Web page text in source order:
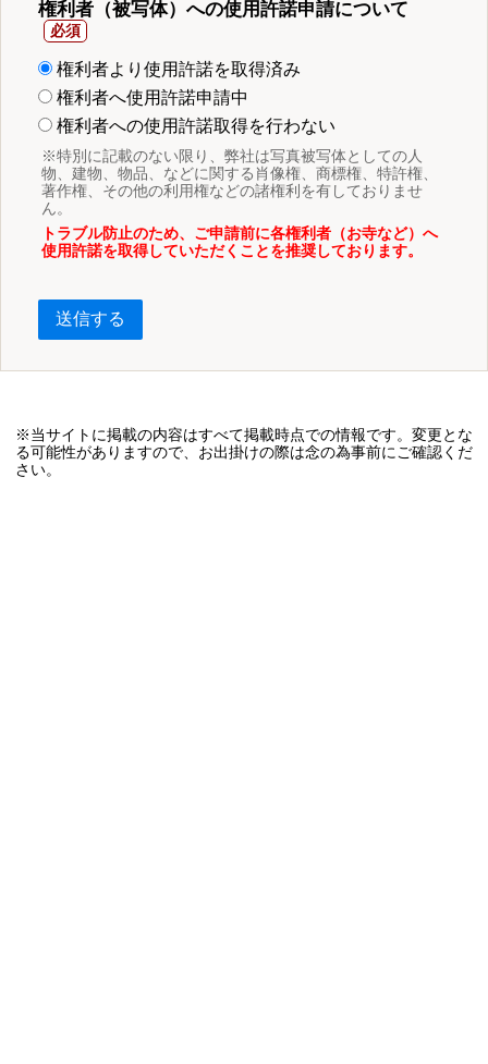
権利者（被写体）への使用許諾申請について
権利者より使用許諾を取得済み
権利者へ使用許諾申請中
権利者への使用許諾取得を行わない
※特別に記載のない限り、弊社は写真被写体としての人
物、建物、物品、などに関する肖像権、商標権、特許権、
著作権、その他の利用権などの諸権利を有しておりませ
ん。
トラブル防止のため、ご申請前に各権利者（お寺など）へ
使用許諾を取得していただくことを推奨しております。
送信する
※当サイトに掲載の内容はすべて掲載時点での情報です。変更とな
る可能性がありますので、お出掛けの際は念の為事前にご確認くだ
さい。